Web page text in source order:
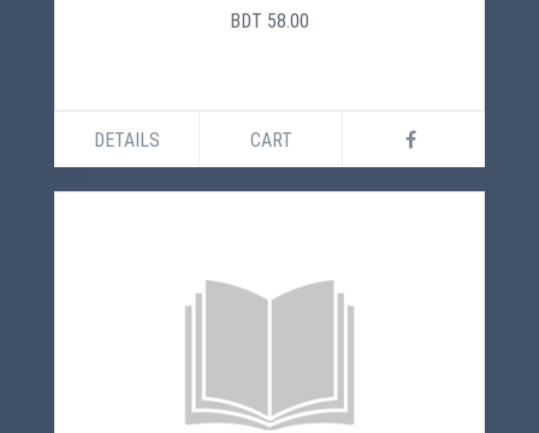
BDT 58.00
DETAILS CART